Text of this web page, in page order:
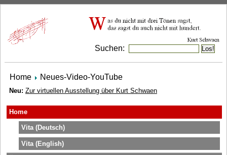
Suchen:
Home Neues-Video-YouTube
Neu: Zur virtuellen Ausstellung über Kurt Schwaen
Home
Vita (Deutsch)
Vita (English)